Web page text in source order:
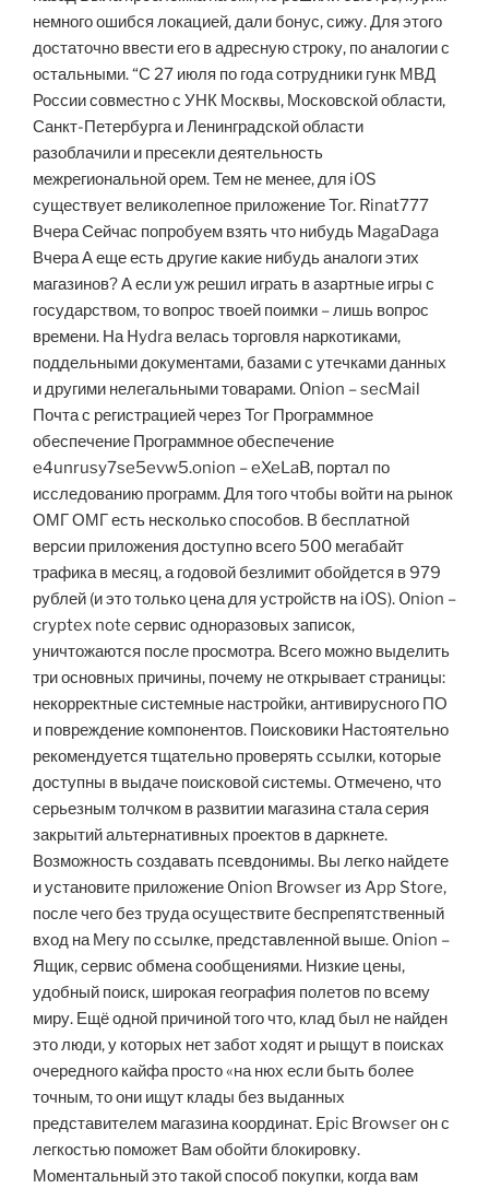
немного ошибся локацией, дали бонус, сижу. Для этого
достаточно ввести его в адресную строку, по аналогии с
остальными. “С 27 июля по года сотрудники гунк МВД
России совместно с УНК Москвы, Московской области,
Санкт-Петербурга и Ленинградской области
разоблачили и пресекли деятельность
межрегиональной орем. Тем не менее, для iOS
существует великолепное приложение Tor. Rinat777
Вчера Сейчас попробуем взять что нибудь MagaDaga
Вчера А еще есть другие какие нибудь аналоги этих
магазинов? А если уж решил играть в азартные игры с
государством, то вопрос твоей поимки – лишь вопрос
времени. На Hydra велась торговля наркотиками,
поддельными документами, базами с утечками данных
и другими нелегальными товарами. Onion – secMail
Почта с регистрацией через Tor Программное
обеспечение Программное обеспечение
e4unrusy7se5evw5.onion – eXeLaB, портал по
исследованию программ. Для того чтобы войти на рынок
ОМГ ОМГ есть несколько способов. В бесплатной
версии приложения доступно всего 500 мегабайт
трафика в месяц, а годовой безлимит обойдется в 979
рублей (и это только цена для устройств на iOS). Onion –
cryptex note сервис одноразовых записок,
уничтожаются после просмотра. Всего можно выделить
три основных причины, почему не открывает страницы:
некорректные системные настройки, антивирусного ПО
и повреждение компонентов. Поисковики Настоятельно
рекомендуется тщательно проверять ссылки, которые
доступны в выдаче поисковой системы. Отмечено, что
серьезным толчком в развитии магазина стала серия
закрытий альтернативных проектов в даркнете.
Возможность создавать псевдонимы. Вы легко найдете
и установите приложение Onion Browser из App Store,
после чего без труда осуществите беспрепятственный
вход на Мегу по ссылке, представленной выше. Onion –
Ящик, сервис обмена сообщениями. Низкие цены,
удобный поиск, широкая география полетов по всему
миру. Ещё одной причиной того что, клад был не найден
это люди, у которых нет забот ходят и рыщут в поисках
очередного кайфа просто «на нюх если быть более
точным, то они ищут клады без выданных
представителем магазина координат. Epic Browser он с
легкостью поможет Вам обойти блокировку.
Моментальный это такой способ покупки, когда вам